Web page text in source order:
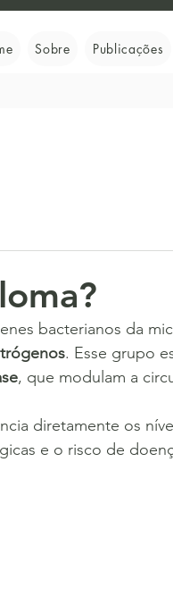
Sobre Publicações
bacterianos da
. Esse grupo
, que modulam a
e o risco de